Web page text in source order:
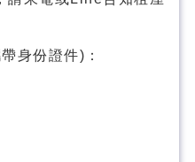
身份證件)：